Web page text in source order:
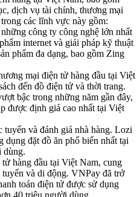
dịch vụ tài chính, thương mại
các lĩnh vực này gồm:
công ty công nghệ lớn nhất
internet và giải pháp kỹ thuật
phẩm đa dạng, bao gồm Zing
mại điện tử hàng đầu tại Việt
đến đồ điện tử và thời trang.
bậc trong những năm gần đây,
được định giá cao nhất tại Việt
và đánh giá nhà hàng. Lozi
dụng đặt đồ ăn phổ biến nhất tại
dùng.
hàng đầu tại Việt Nam, cung
tuyến và di động. VNPay đã trở
toán điện tử được sử dụng